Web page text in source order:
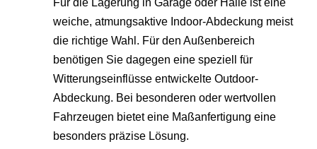
weiche, atmungsaktive Indoor-Abdeckung meist
die richtige Wahl. Für den Außenbereich
benötigen Sie dagegen eine speziell für
Witterungseinflüsse entwickelte Outdoor-
Abdeckung. Bei besonderen oder wertvollen
Fahrzeugen bietet eine Maßanfertigung eine
besonders präzise Lösung.